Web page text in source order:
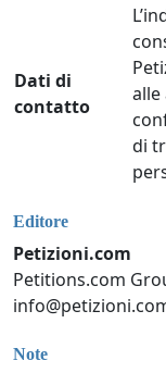
Dati di
contatto
alle
di
Editore
Petizioni.com
Petitions.com
Note